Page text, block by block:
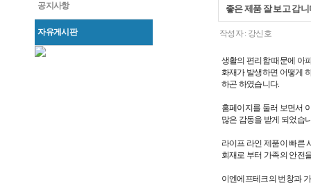
공지사항
자유게시판
좋은 제품 잘 보고 갑니
작성자 : 강신호
생활의 편리함 때문에 아
화재가 발생하면 어떻게
하곤 하였습니다.
홈페이지를 둘러 보면서
많은 감동을 받게 되었습
라이프 라인 제품이 빠른
회재로 부터 가족의 안전
이엔에프테크의 번창과